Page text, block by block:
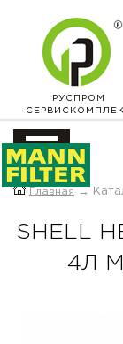
РУСПРОМ
Главная →
SHELL
4Л